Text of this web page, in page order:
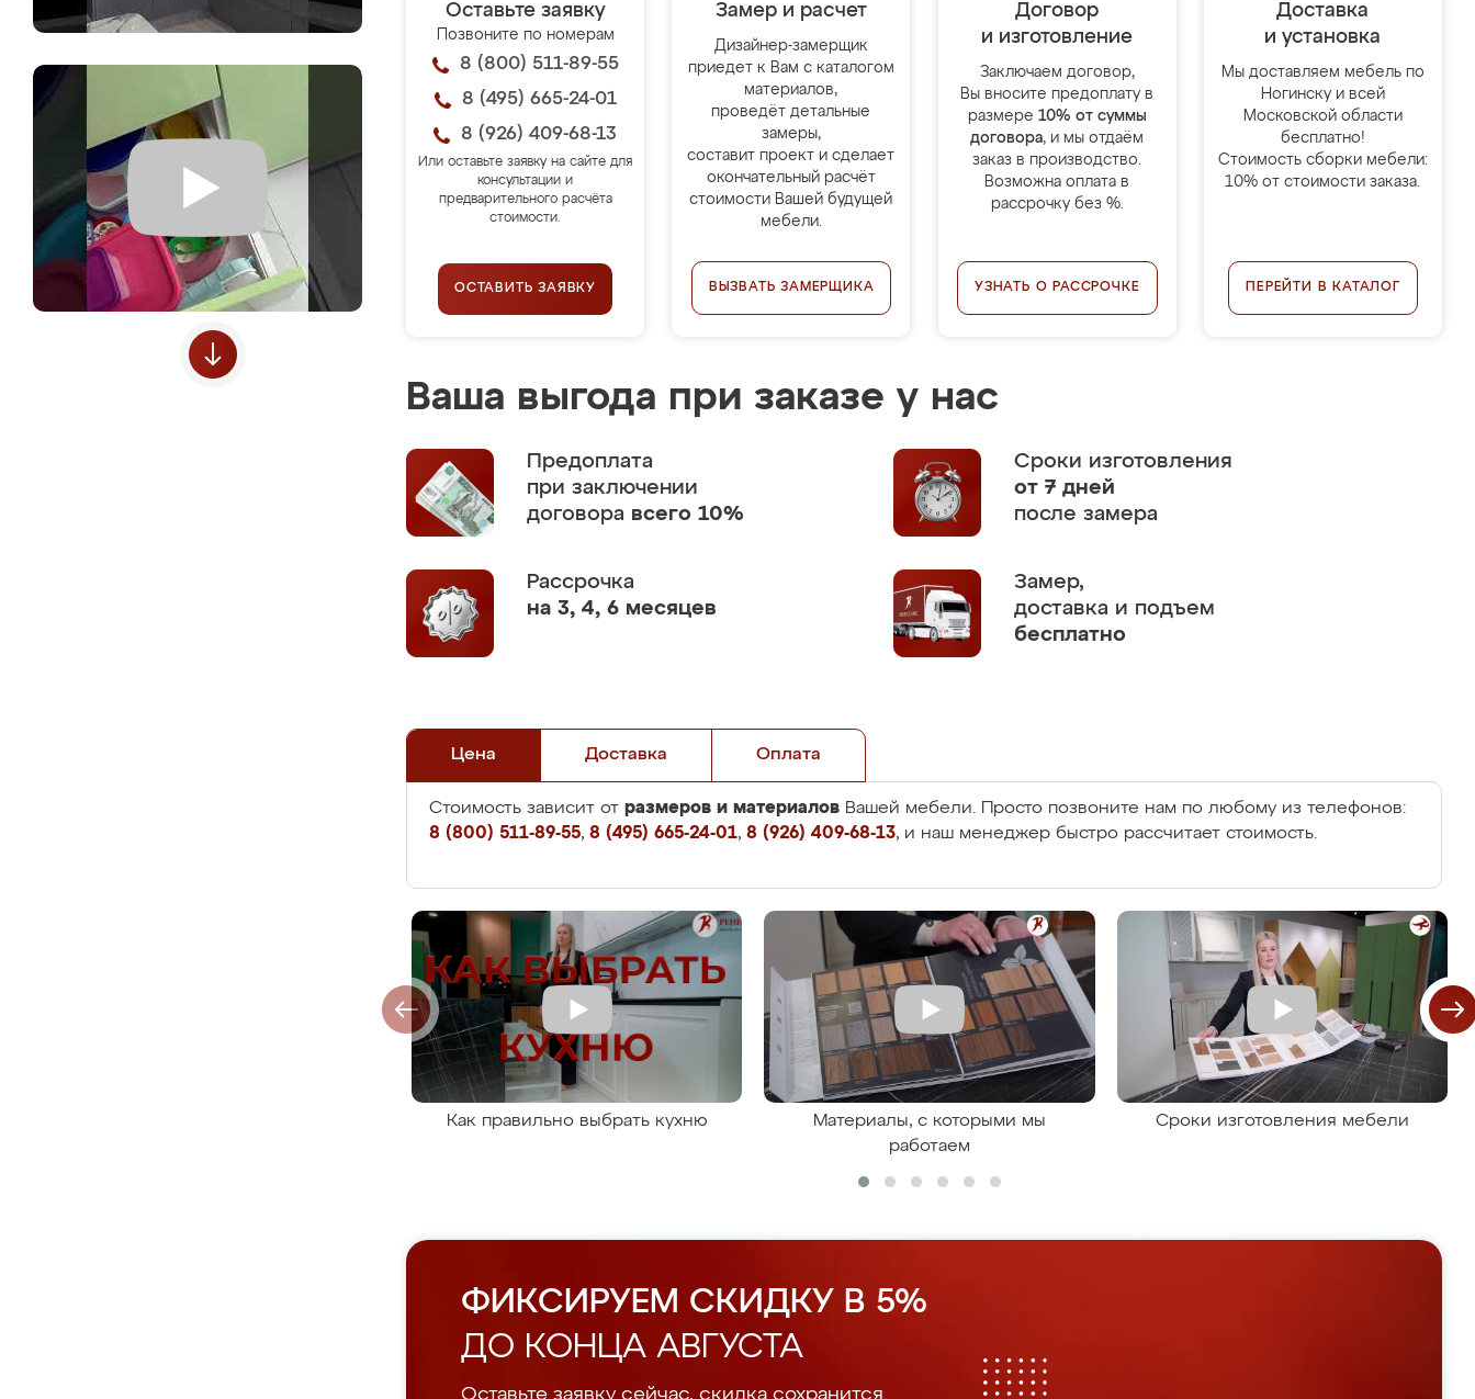
Оставьте заявку
Позвоните по номерам
8 (800) 511-89-55
8 (495) 665-24-01
8 (926) 409-68-13
Или оставьте заявку на сайте для
консультации и
предварительного расчёта
стоимости.
ОСТАВИТЬ ЗАЯВКУ
Замер и расчет
Дизайнер-замерщик
приедет к Вам с каталогом
материалов,
проведёт детальные
замеры,
составит проект и сделает
окончательный расчёт
стоимости Вашей будущей
мебели.
ВЫЗВАТЬ ЗАМЕРЩИКА
Договор
и изготовление
Заключаем договор,
Вы вносите предоплату в
размере 10% от суммы
договора, и мы отдаём
заказ в производство.
Возможна оплата в
рассрочку без %.
УЗНАТЬ О РАССРОЧКЕ
Доставка
и установка
Мы доставляем мебель по
Ногинску и всей
Московской области
бесплатно!
Стоимость сборки мебели:
10% от стоимости заказа.
ПЕРЕЙТИ В КАТАЛОГ
Ваша выгода при заказе у нас
Предоплата
при заключении
договора всего 10%
Сроки изготовления
от 7 дней
после замера
Рассрочка
на 3, 4, 6 месяцев
Замер,
доставка и подъем
бесплатно
Цена Доставка Оплата
Стоимость зависит от размеров и материалов Вашей мебели. Просто позвоните нам по любому из телефонов:
8 (800) 511-89-55, 8 (495) 665-24-01, 8 (926) 409-68-13, и наш менеджер быстро рассчитает стоимость.
Как правильно выбрать кухню
Материалы, с которыми мы
работаем
Сроки изготовления мебели
ФИКСИРУЕМ СКИДКУ В 5%
ДО КОНЦА АВГУСТА
Оставьте заявку сейчас, скидка сохранится.